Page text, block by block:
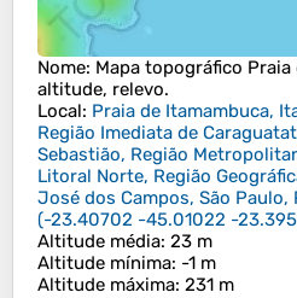
Nome: Mapa topográfico Praia
altitude, relevo.
Local: Praia de Itamambuca,
Região Imediata de
Sebastião, Região
Litoral Norte, Região
José dos Campos, São Paulo,
(-23.40702 -45.01022 -
Altitude média: 23 m
Altitude mínima: -1 m
Altitude máxima: 231 m